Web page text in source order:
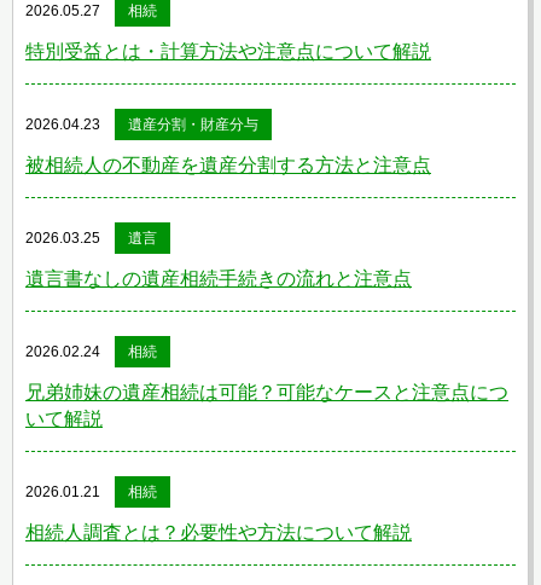
2026.05.27 相続
特別受益とは・計算方法や注意点について解説
2026.04.23 遺産分割・財産分与
被相続人の不動産を遺産分割する方法と注意点
2026.03.25 遺言
遺言書なしの遺産相続手続きの流れと注意点
2026.02.24 相続
兄弟姉妹の遺産相続は可能？可能なケースと注意点につ
いて解説
2026.01.21 相続
相続人調査とは？必要性や方法について解説